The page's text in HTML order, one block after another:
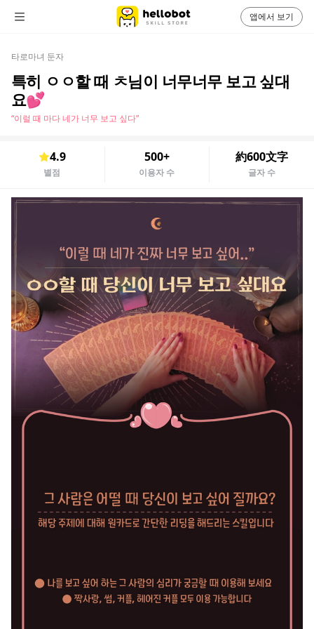
타로마녀 둔자
특히 ㅇㅇ할 때 ㅊ님이 너무너무 보고 싶대
요💕
“이럴 때 마다 네가 너무 보고 싶다”
4.9
별점
500+
이용자 수
約600文字
글자 수
앱에서 보기